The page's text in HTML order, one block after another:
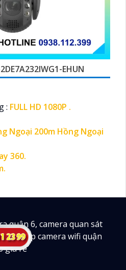
EHUN
: FULL HD 1080P .
Ngoại 200m Hồng Ngoại
360.
quận 6, camera quan sát
6, lắp camera wifi quận
giá rẻ